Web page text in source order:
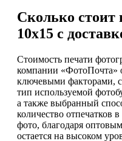
Сколько стоит
10х15 с
Стоимость печати
компании «ФотоПочта»
ключевыми факторами,
тип используемой
а также выбранный
количество отпечатков
фото, благодаря
остается на высоком